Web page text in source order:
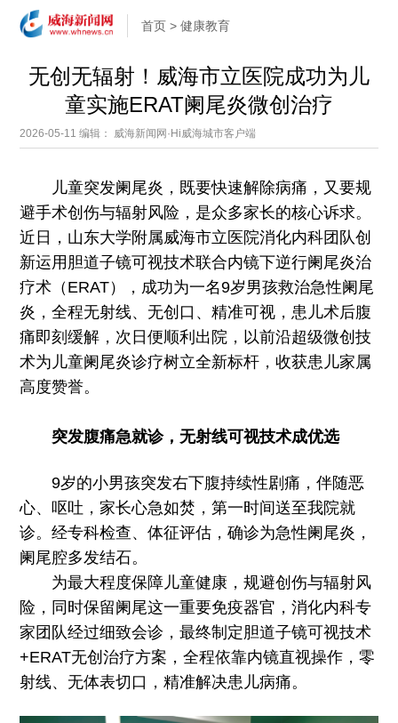
首页 >健康教育
无创无辐射！威海市立医院成功为儿
童实施ERAT阑尾炎微创治疗
2026-05-11编辑： 威海新闻网·Hi威海城市客户端
儿童突发阑尾炎，既要快速解除病痛，又要规
避手术创伤与辐射风险，是众多家长的核心诉求。
近日，山东大学附属威海市立医院消化内科团队创
新运用胆道子镜可视技术联合内镜下逆行阑尾炎治
疗术（ERAT），成功为一名9岁男孩救治急性阑尾
炎，全程无射线、无创口、精准可视，患儿术后腹
痛即刻缓解，次日便顺利出院，以前沿超级微创技
术为儿童阑尾炎诊疗树立全新标杆，收获患儿家属
高度赞誉。
突发腹痛急就诊，无射线可视技术成优选
9岁的小男孩突发右下腹持续性剧痛，伴随恶
心、呕吐，家长心急如焚，第一时间送至我院就
诊。经专科检查、体征评估，确诊为急性阑尾炎，
阑尾腔多发结石。
为最大程度保障儿童健康，规避创伤与辐射风
险，同时保留阑尾这一重要免疫器官，消化内科专
家团队经过细致会诊，最终制定胆道子镜可视技术
+ERAT无创治疗方案，全程依靠内镜直视操作，零
射线、无体表切口，精准解决患儿病痛。